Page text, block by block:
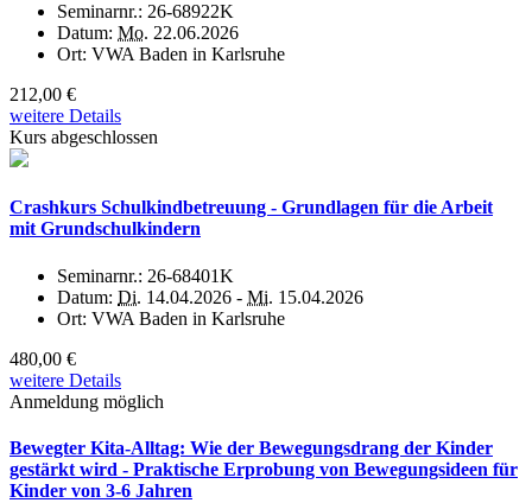
Seminarnr.: 26-68922K
Datum: Mo. 22.06.2026
Ort: VWA Baden in Karlsruhe
212,00 €
weitere Details
Kurs abgeschlossen
Crashkurs Schulkindbetreuung - Grundlagen für die Arbeit
mit Grundschulkindern
Seminarnr.: 26-68401K
Datum: Di. 14.04.2026 - Mi. 15.04.2026
Ort: VWA Baden in Karlsruhe
480,00 €
weitere Details
Anmeldung möglich
Bewegter Kita-Alltag: Wie der Bewegungsdrang der Kinder
gestärkt wird - Praktische Erprobung von Bewegungsideen für
Kinder von 3-6 Jahren